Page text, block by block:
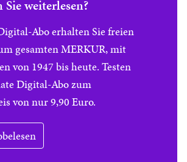
weiterlesen?
Abo erhalten Sie freien
gesamten MERKUR, mit
von 1947 bis heute. Testen
Digital-Abo zum
von nur 9,90 Euro.